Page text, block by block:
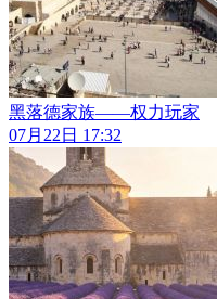
黑落德家族——权力玩家
07月22日 17:32